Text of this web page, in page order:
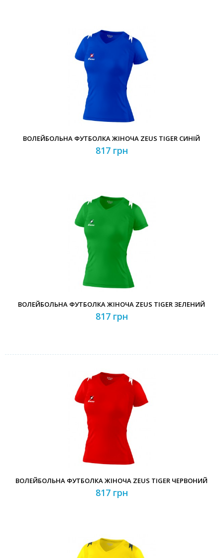
ВОЛЕЙБОЛЬНА ФУТБОЛКА ЖІНОЧА ZEUS TIGER СИНІЙ
817 грн
ВОЛЕЙБОЛЬНА ФУТБОЛКА ЖІНОЧА ZEUS TIGER ЗЕЛЕНИЙ
817 грн
ВОЛЕЙБОЛЬНА ФУТБОЛКА ЖІНОЧА ZEUS TIGER ЧЕРВОНИЙ
817 грн